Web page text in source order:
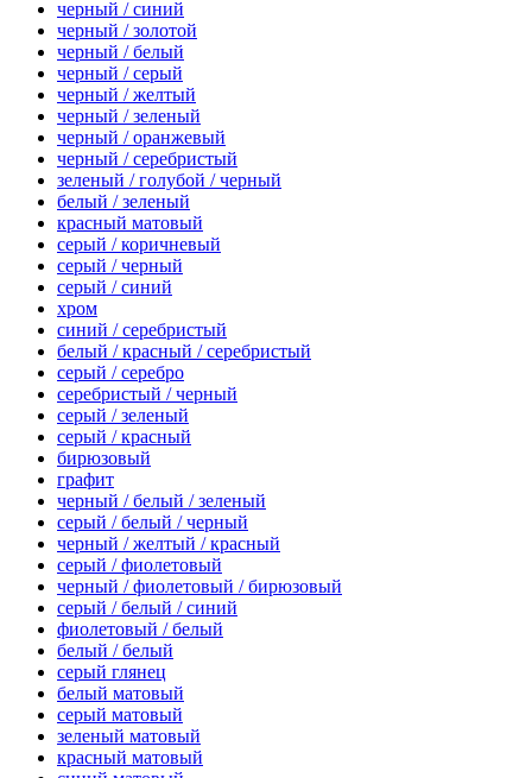
черный / синий
черный / золотой
черный / белый
черный / серый
черный / желтый
черный / зеленый
черный / оранжевый
черный / серебристый
зеленый / голубой / черный
белый / зеленый
красный матовый
серый / коричневый
серый / черный
серый / синий
хром
синий / серебристый
белый / красный / серебристый
серый / серебро
серебристый / черный
серый / зеленый
серый / красный
бирюзовый
графит
черный / белый / зеленый
серый / белый / черный
черный / желтый / красный
серый / фиолетовый
черный / фиолетовый / бирюзовый
серый / белый / синий
фиолетовый / белый
белый / белый
серый глянец
белый матовый
серый матовый
зеленый матовый
красный матовый